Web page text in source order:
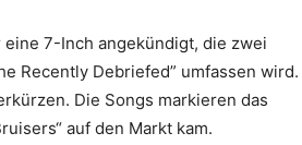
eine 7-Inch angekündigt, die zwei
Recently Debriefed” umfassen wird.
Die Songs markieren das
auf den Markt kam.